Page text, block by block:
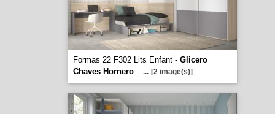
Formas 22 F302 Lits Enfant - Glicero
Chaves Hornero
... [2 image(s)]